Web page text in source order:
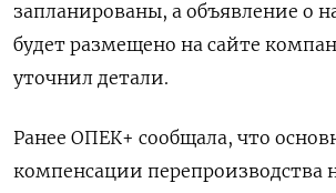
запланированы, а объявление о
будет размещено на сайте
уточнил детали.
Ранее ОПЕК+ сообщала, что
компенсации перепроизводства